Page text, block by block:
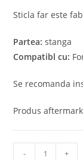
Sticla far este
Partea: stanga
Compatibl cu:
Se recomanda
Produs
- +